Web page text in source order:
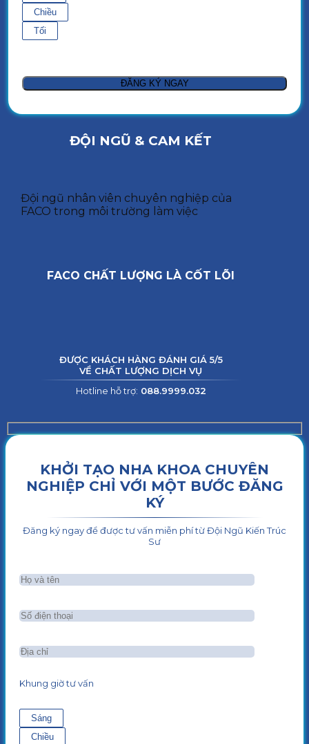
Chiều
Tối
ĐỘI NGŨ & CAM KẾT
Đội ngũ nhân viên chuyên nghiệp của
FACO trong môi trường làm việc
FACO CHẤT LƯỢNG LÀ CỐT LÕI
ĐƯỢC KHÁCH HÀNG ĐÁNH GIÁ 5/5
VỀ CHẤT LƯỢNG DỊCH VỤ
Hotline hỗ trợ: 088.9999.032
KHỞI TẠO NHA KHOA CHUYÊN
NGHIỆP CHỈ VỚI MỘT BƯỚC ĐĂNG
KÝ
Đăng ký ngay để được tư vấn miễn phí từ Đội Ngũ Kiến Trúc
Sư
Khung giờ tư vấn
Sáng
Chiều